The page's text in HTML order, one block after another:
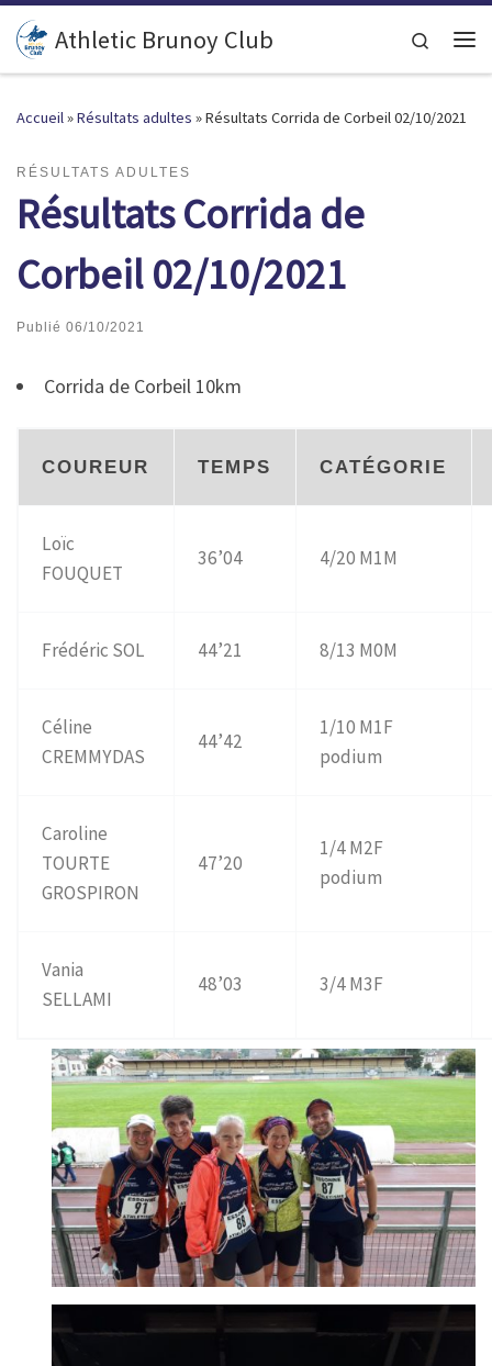
Passer au contenu
Athletic Brunoy Club Search
Accueil»Résultats adultes »Résultats Corrida de Corbeil 02/10/2021
RÉSULTATS ADULTES
Résultats Corrida de
Corbeil 02/10/2021
Publié 06/10/2021
Corrida de Corbeil 10km
COUREUR TEMPS CATÉGORIE
Loïc
FOUQUET
36’04 4/20 M1M
Frédéric SOL 44’21 8/13 M0M
Céline
CREMMYDAS
44’42
1/10 M1F
podium
Caroline
TOURTE
GROSPIRON
47’20
1/4 M2F
podium
Vania
SELLAMI
48’03 3/4 M3F